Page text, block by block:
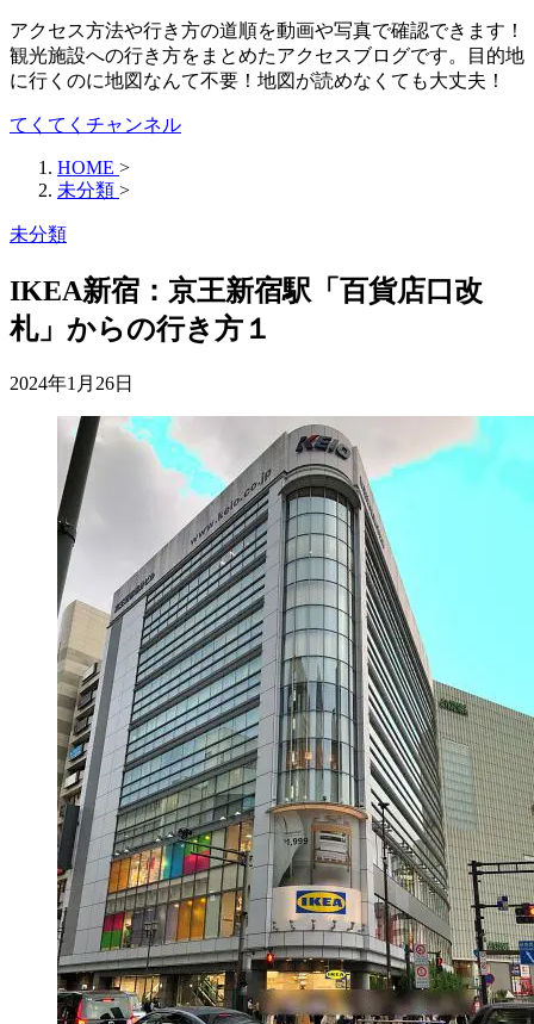
アクセス方法や行き方の道順を動画や写真で確認できます！
観光施設への行き方をまとめたアクセスブログです。目的地
に行くのに地図なんて不要！地図が読めなくても大丈夫！
てくてくチャンネル
HOME >
未分類 >
未分類
IKEA新宿：京王新宿駅「百貨店口改
札」からの行き方１
2024年1月26日